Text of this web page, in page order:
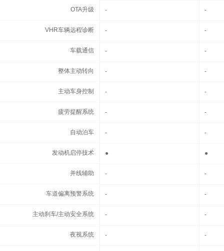
OTA升级 - -
VHR车辆远程诊断 - -
车载通信 - -
整体主动转向 - -
主动车身控制 - -
疲劳提醒系统 - -
自动泊车 - -
发动机启停技术 ● ●
并线辅助 - -
车道偏离预警系统 - -
主动刹车/主动安全系统 - -
夜视系统 - -
OTA升级
VHR车辆远程诊断
车载通信
整体主动转向
主动车身控制
疲劳提醒系统
自动泊车
发动机启停技术
并线辅助
车道偏离预警系统
主动刹车/主动安全系统
夜视系统